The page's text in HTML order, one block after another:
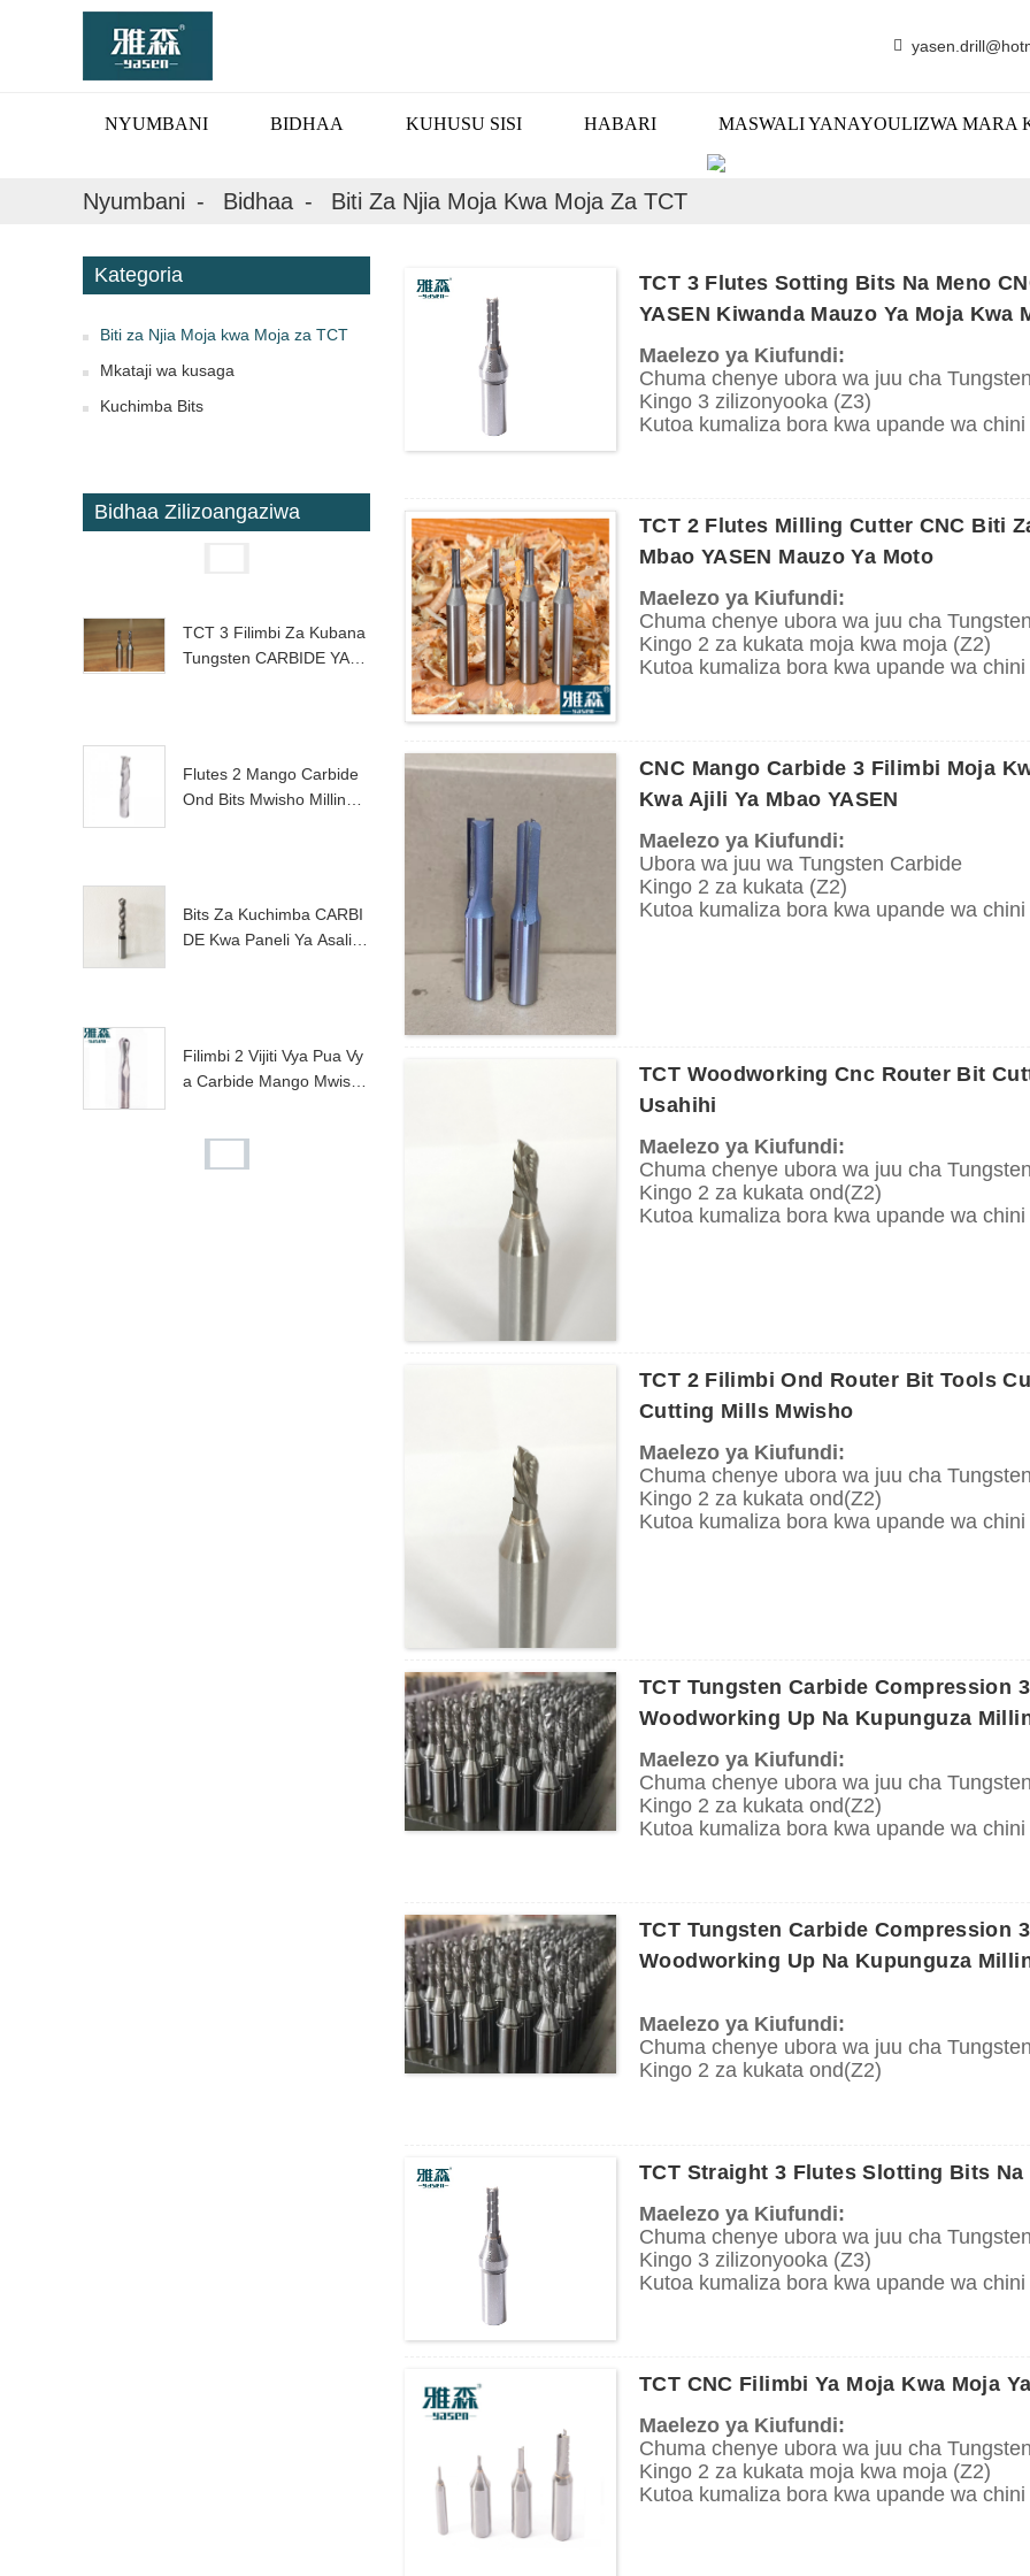
NYUMBANI BIDHAA KUHUSU SISI HABARI MASWALI YANAYOULIZWA MARA
BIDHAA
Nyumbani Bidhaa Biti Za Njia Moja Kwa Moja Za TCT
Kategoria
Biti za Njia Moja kwa Moja za TCT
Mkataji wa kusaga
Kuchimba Bits
Bidhaa Zilizoangaziwa
TCT 3 Filimbi Za Kubana
Tungsten CARBIDE YASE
Flutes 2 Mango Carbide
Ond Bits Mwisho Milling
Bits Za Kuchimba CARBI
DE Kwa Paneli Ya Asali Y
Filimbi 2 Vijiti Vya Pua Vy
A Carbide Mango Mwisho
TCT 3 Flutes Sotting Bits Na Meno
YASEN Kiwanda Mauzo Ya Moja
Maelezo ya Kiufundi:
Chuma chenye ubora wa juu cha
Kingo 3 zilizonyooka (Z3)
Kutoa kumaliza bora kwa upande wa
Inatumika kwenye mashine za kuchosha
Tumia kuchimba visima kwenye mbao
ngumu na laini.
TCT 2 Flutes Milling Cutter CNC Biti
Mbao YASEN Mauzo Ya Moto
Maelezo ya Kiufundi:
Chuma chenye ubora wa juu cha
Kingo 2 za kukata moja kwa moja (Z2)
Kutoa kumaliza bora kwa upande wa
Inatumika kwenye mashine za kuchosha
Tumia kuchimba visima kwenye mbao
ngumu na laini.
CNC Mango Carbide 3 Filimbi Moja
Kwa Ajili Ya Mbao YASEN
Maelezo ya Kiufundi:
Ubora wa juu wa Tungsten Carbide
Kingo 2 za kukata (Z2)
Kutoa kumaliza bora kwa upande wa
Kwa umaliziaji bora zaidi upande wa
na mashine za uhakika za kurarua,
zingine za kuelekeza.
TCT Woodworking Cnc Router Bit
Usahihi
Maelezo ya Kiufundi:
Chuma chenye ubora wa juu cha
Kingo 2 za kukata ond(Z2)
Kutoa kumaliza bora kwa upande wa
Inatumika kwenye mashine za kuchosha
Tumia kuchimba visima kwenye mbao
TCT 2 Filimbi Ond Router Bit Tools
Cutting Mills Mwisho
Maelezo ya Kiufundi:
Chuma chenye ubora wa juu cha
Kingo 2 za kukata ond(Z2)
Kutoa kumaliza bora kwa upande wa
Inatumika kwenye mashine za kuchosha
Tumia kuchimba visima kwenye mbao
TCT Tungsten Carbide Compression
Woodworking Up Na Kupunguza
Maelezo ya Kiufundi:
Chuma chenye ubora wa juu cha
Kingo 2 za kukata ond(Z2)
Kutoa kumaliza bora kwa upande wa
Inatumika kwenye mashine za kuchosha
Tumia kuchimba visima kwenye mbao
ngumu na laini.
TCT Tungsten Carbide Compression
Woodworking Up Na Kupunguza
Maelezo ya Kiufundi:
Chuma chenye ubora wa juu cha
Kingo 2 za kukata ond(Z2)
Maombi:
Inatumika kwenye mashine za kuchosha
Tumia kuchimba visima kwenye mbao
ngumu na laini.
TCT Straight 3 Flutes Slotting Bits Na
Maelezo ya Kiufundi:
Chuma chenye ubora wa juu cha
Kingo 3 zilizonyooka (Z3)
Kutoa kumaliza bora kwa upande wa
Inatumika kwenye mashine za kuchosha
Tumia kuchimba visima kwenye mbao
ngumu na laini.
TCT CNC Filimbi Ya Moja Kwa Moja
Maelezo ya Kiufundi:
Chuma chenye ubora wa juu cha
Kingo 2 za kukata moja kwa moja (Z2)
Kutoa kumaliza bora kwa upande wa